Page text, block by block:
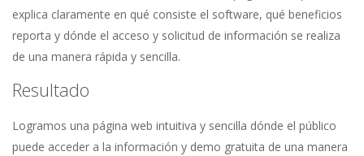
explica claramente en qué consiste el software, qué beneficios
reporta y dónde el acceso y solicitud de información se realiza
de una manera rápida y sencilla.
Resultado
Logramos una página web intuitiva y sencilla dónde el público
puede acceder a la información y demo gratuita de una manera